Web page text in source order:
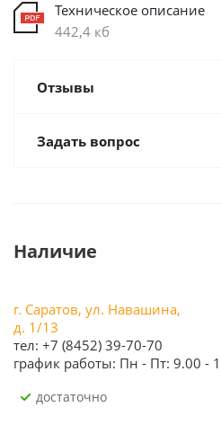
Техническое описание
442,4 кб
Отзывы
Задать вопрос
Наличие
г. Саратов, ул. Навашина,
д. 1/13
тел: +7 (8452) 39-70-70
график работы: Пн - Пт: 9.00 -
Достаточно